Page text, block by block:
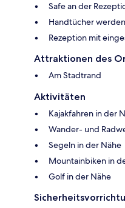
Safe an der
Handtücher
Rezeption mit
Attraktionen des
Am Stadtrand
Aktivitäten
Kajakfahren in der
Wander- und
Segeln in der Nähe
Mountainbiken in
Golf in der Nähe